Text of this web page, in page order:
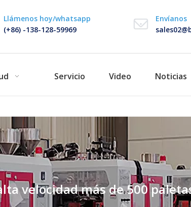
Llámenos hoy/whatsapp
(+86) -138-128-59969
Envíanos
Servicio Video Noticias
velocidad más de 500